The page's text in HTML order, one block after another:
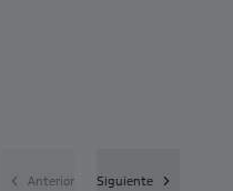
Anterior Siguiente